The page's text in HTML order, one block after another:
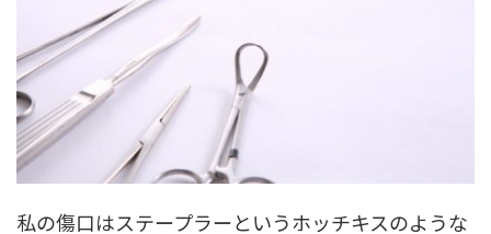
私の傷口はステープラーというホッチキスのような